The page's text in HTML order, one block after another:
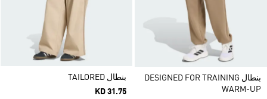
بنطال DESIGNED FOR TRAINING
WARM-UP
بنطال TAILORED
KD 31.75